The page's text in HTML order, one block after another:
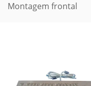
Montagem frontal